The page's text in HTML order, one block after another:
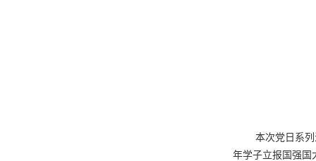
本次党日系
年学子立报国强国